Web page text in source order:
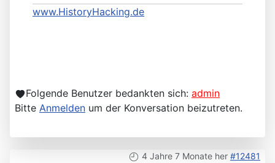
www.HistoryHacking.de
Folgende Benutzer bedankten sich: admin
Bitte Anmelden um der Konversation beizutreten.
4 Jahre 7 Monate her #12481